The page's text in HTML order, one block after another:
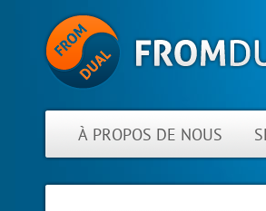
À PROPOS DE NOUS